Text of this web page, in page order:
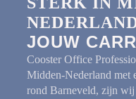
JOUW
Cooster Office
Midden-Nederland met
rond Barneveld, zijn